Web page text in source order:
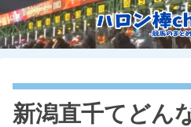
新潟直千てどん